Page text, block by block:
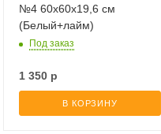
№4 60x60x19,6 см
(Белый+лайм)
Под заказ
1 350 р
В КОРЗИНУ